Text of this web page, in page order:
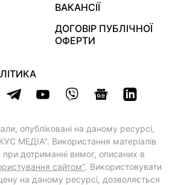
ВАКАНСІЇ
ДОГОВІР ПУБЛІЧНОЇ
ОФЕРТИ
опубліковані на даному ресурсі,
МЕДІА". Використання матеріалів
дотриманні вимог, описаних в
сайтом". Використовувати
на даному ресурсі, дозволяється